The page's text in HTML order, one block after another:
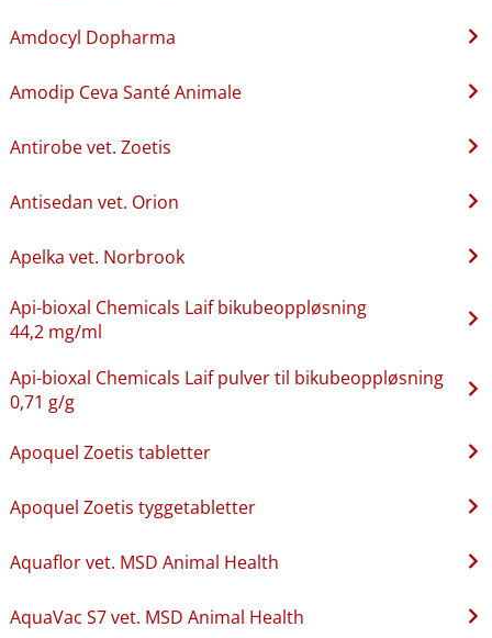
Amdocyl Dopharma
Amodip Ceva Santé Animale
Antirobe vet. Zoetis
Antisedan vet. Orion
Apelka vet. Norbrook
Api-bioxal Chemicals Laif bikubeoppløsning
44,2 mg/ml
Api-bioxal Chemicals Laif pulver til bikubeoppløsning
0,71 g/g
Apoquel Zoetis tabletter
Apoquel Zoetis tyggetabletter
Aquaflor vet. MSD Animal Health
AquaVac S7 vet. MSD Animal Health